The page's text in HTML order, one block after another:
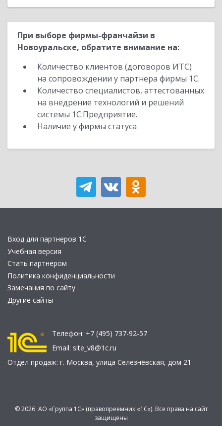
При выборе фирмы-франчайзи в
Новоуральске, обратите внимание на:
Количество клиентов (договоров ИТС)
на сопровождении у партнера фирмы 1С.
Количество специалистов, аттестованных
на внедрение технологий и решений
системы 1С:Предприятие.
Наличие у фирмы статуса
Вход для партнеров 1С
Учебная версия
Стать партнером
Политика конфиденциальности
Замечания по сайту
Другие сайты
Телефон: +7 (495) 737-92-57
Email: site_v8@1c.ru
Отдел продаж: г. Москва, улица Селезнёвская, дом 21
© 2026 АО «Группа 1С» (правопреемник «1С»). Все права на сайт
защищены